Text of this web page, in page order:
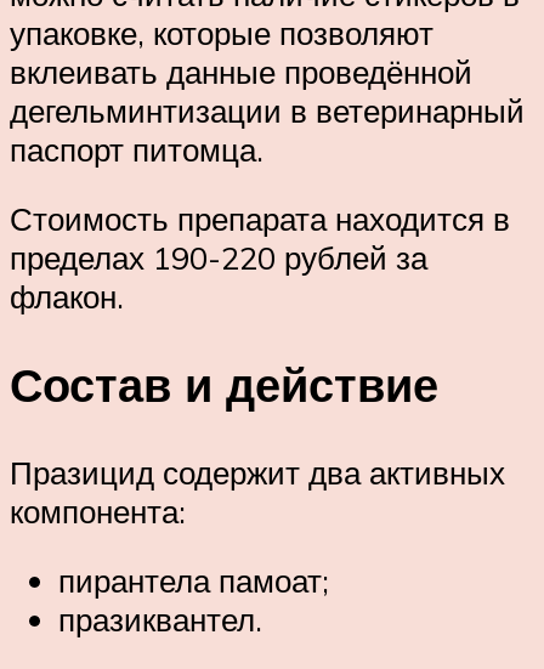
упаковке, которые позволяют
вклеивать данные проведённой
дегельминтизации в ветеринарный
паспорт питомца.
Стоимость препарата находится в
пределах 190-220 рублей за
флакон.
Состав и действие
Празицид содержит два активных
компонента:
пирантела памоат;
празиквантел.